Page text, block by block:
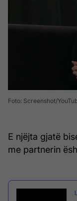
Foto: Screenshot/
E njëjta gjatë
me partnerin